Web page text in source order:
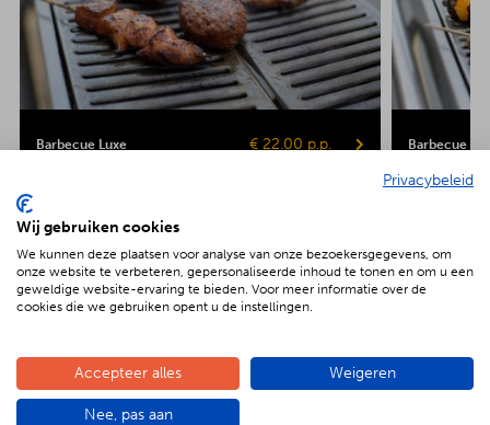
Barbecue Luxe € 22.00 p.p. Barbecue
De voordelen van BBQenzo.nl
Privacybeleid
Wij gebruiken cookies
We kunnen deze plaatsen voor analyse van onze bezoekersgegevens, om
onze website te verbeteren, gepersonaliseerde inhoud te tonen en om u een
geweldige website-ervaring te bieden. Voor meer informatie over de
cookies die we gebruiken opent u de instellingen.
Accepteer alles Weigeren
Nee, pas aan